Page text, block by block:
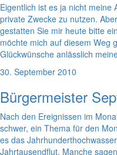
Eigentlich ist es ja nicht
private Zwecke zu nutzen.
gestatten Sie mir heute bitte
möchte mich auf diesem Weg
Glückwünsche anlässlich
30. September 2010
Bürgermeister
Nach den Ereignissen im
schwer, ein Thema für den
es das
Jahrtausendflut. Manche